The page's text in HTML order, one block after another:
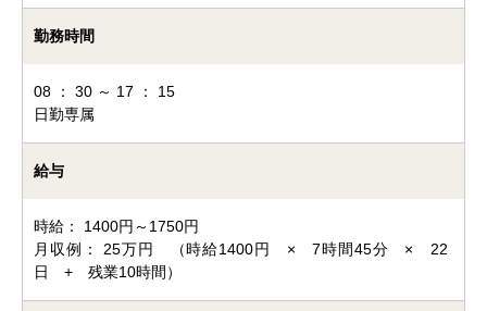
勤務時間
08 ： 30 ～ 17 ： 15
日勤専属
給与
時給： 1400円～1750円
月収例： 25万円 （時給1400円 × 7時間45分 × 22
日 + 残業10時間）